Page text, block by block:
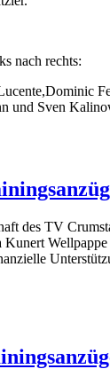
nach rechts:
und Sven
des TV
Kunert